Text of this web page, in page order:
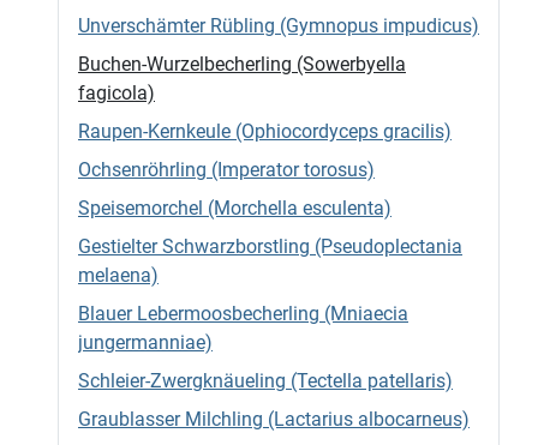
Unverschämter Rübling (Gymnopus impudicus)
Buchen-Wurzelbecherling (Sowerbyella
fagicola)
Raupen-Kernkeule (Ophiocordyceps gracilis)
Ochsenröhrling (Imperator torosus)
Speisemorchel (Morchella esculenta)
Gestielter Schwarzborstling (Pseudoplectania
melaena)
Blauer Lebermoosbecherling (Mniaecia
jungermanniae)
Schleier-Zwergknäueling (Tectella patellaris)
Graublasser Milchling (Lactarius albocarneus)